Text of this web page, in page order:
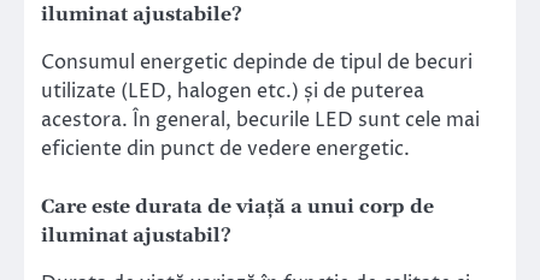
iluminat ajustabile?
Consumul energetic depinde de tipul de becuri
utilizate (LED, halogen etc.) și de puterea
acestora. În general, becurile LED sunt cele mai
eficiente din punct de vedere energetic.
Care este durata de viață a unui corp de
iluminat ajustabil?